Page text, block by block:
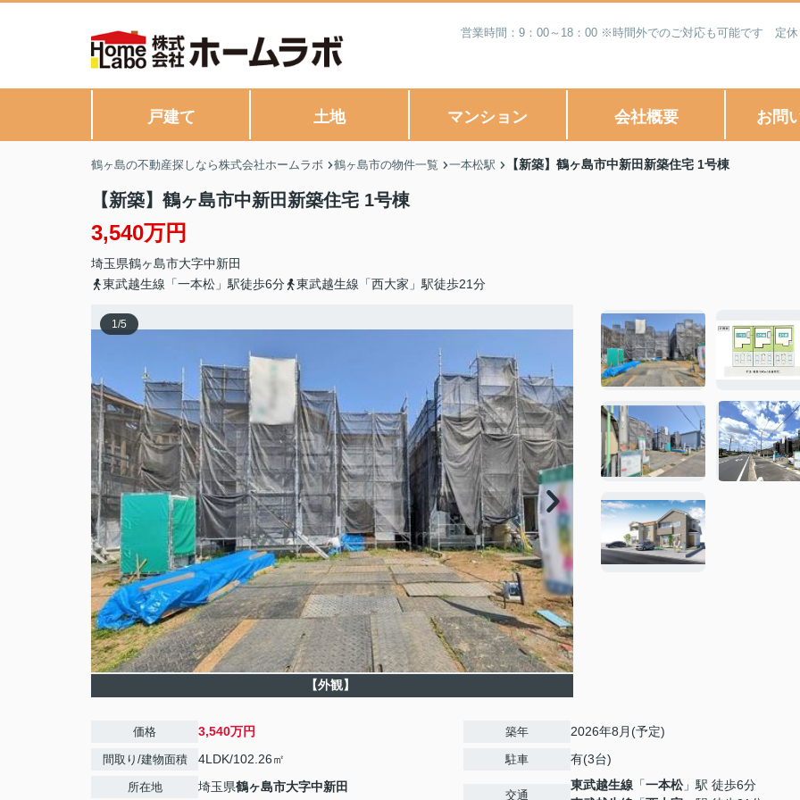
営業時間：9：00～18：00 ※時間外でのご対応も可能です 定
戸建て 土地 マンション 会社概要 お問
鶴ヶ島の不動産探しなら株式会社ホームラボ 鶴ヶ島市の物件一覧 一本松駅 【新築】鶴ヶ島市中新田新築住宅 1号棟
【新築】鶴ヶ島市中新田新築住宅 1号棟
3,540万円
埼玉県鶴ヶ島市大字中新田
東武越生線「一本松」駅徒歩6分
東武越生線「西大家」駅徒歩21分
1/5
【外観】
価格 3,540万円
間取り/建物面積 4LDK/102.26㎡
所在地 埼玉県鶴ヶ島市大字中新田
築年 2026年8月(予定)
駐車 有(3台)
交通
東武越生線 「一本松」駅 徒歩6分